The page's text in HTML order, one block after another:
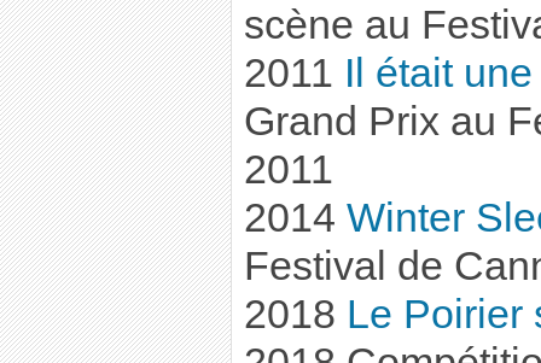
scène au
2011 Il était
Grand Prix au
2011
2014 Winter
Festival de
2018 Le Poirier